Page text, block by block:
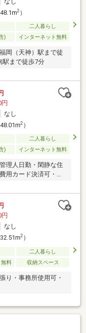
2）
二人暮らし
) インターネット無料
岡（天神）駅まで徒
駅まで徒歩7分
なし
2）
二人暮らし
) インターネット無料
理人日勤・閑静な住
用カード決済可・家
なし
2）
二人暮らし
無料 収納スペース
り・事務所使用可・